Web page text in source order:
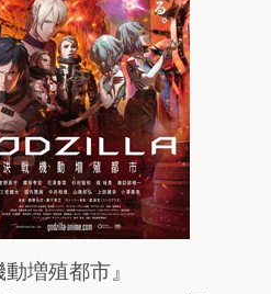
増殖都市』